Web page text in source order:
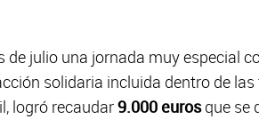
de julio una jornada muy especial
solidaria incluida dentro de
logró recaudar9.000 eurosque se